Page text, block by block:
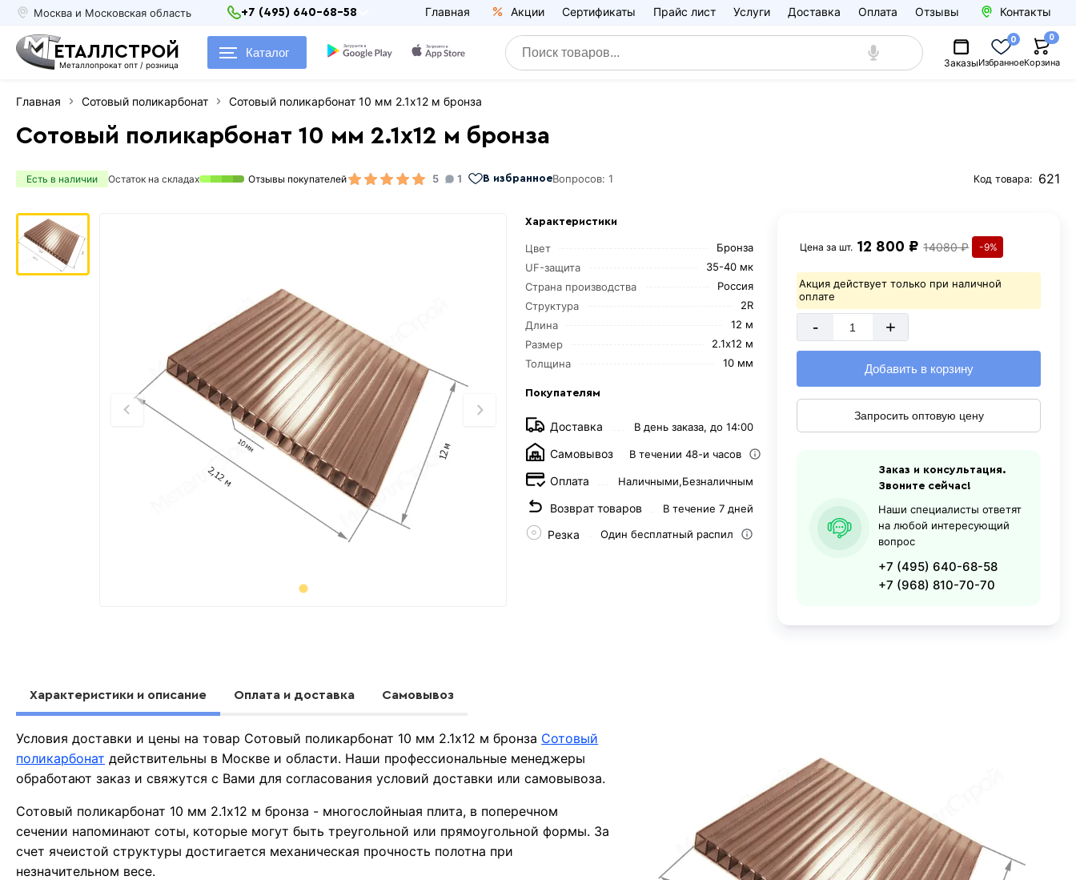
Москва и Московская область +7 (495) 640-68-58 Главная Акции Сертификаты Прайс лист Услуги Доставка Оплата Отзывы Контакты
ЕТАЛЛСТРОЙ
Металлопрокат опт / розница
Каталог
ЗаказыИзбранное
0
Корзина
0
Главная Сотовый поликарбонат Сотовый поликарбонат 10 мм 2.1х12 м бронза
Сотовый поликарбонат 10 мм 2.1х12 м бронза
Есть в наличии Остаток на складах Отзывы покупателей 5 1 В избранноеВопросов: 1 Код товара: 621
Характеристики
Цвет
Бронза
UF-защита
35-40 мк
Страна производства
Россия
Структура
2R
Длина
12 м
Размер
2.1х12 м
Толщина
10 мм
Покупателям
Доставка В день заказа, до 14:00
Самовывоз В течении 48-и часов
Оплата Наличными,Безналичным
Возврат товаров В течение 7 дней
Резка Один бесплатный распил
Цена за шт. 12 800 ₽ 14080 ₽ -9%
Акция действует только при наличной
оплате
- +
Добавить в корзину
Запросить оптовую цену
Заказ и консультация.
Звоните сейчас!
Наши специалисты ответят
на любой интересующий
вопрос
+7 (495) 640-68-58
+7 (968) 810-70-70
Характеристики и описание Оплата и доставка Самовывоз
Условия доставки и цены на товар Сотовый поликарбонат 10 мм 2.1х12 м бронза Сотовый
поликарбонат действительны в Москве и области. Наши профессиональные менеджеры
обработают заказ и свяжутся с Вами для согласования условий доставки или самовывоза.
Сотовый поликарбонат 10 мм 2.1х12 м бронза - многослойныая плита, в поперечном
сечении напоминают соты, которые могут быть треугольной или прямоугольной формы. За
счет ячеистой структуры достигается механическая прочность полотна при
незначительном весе.